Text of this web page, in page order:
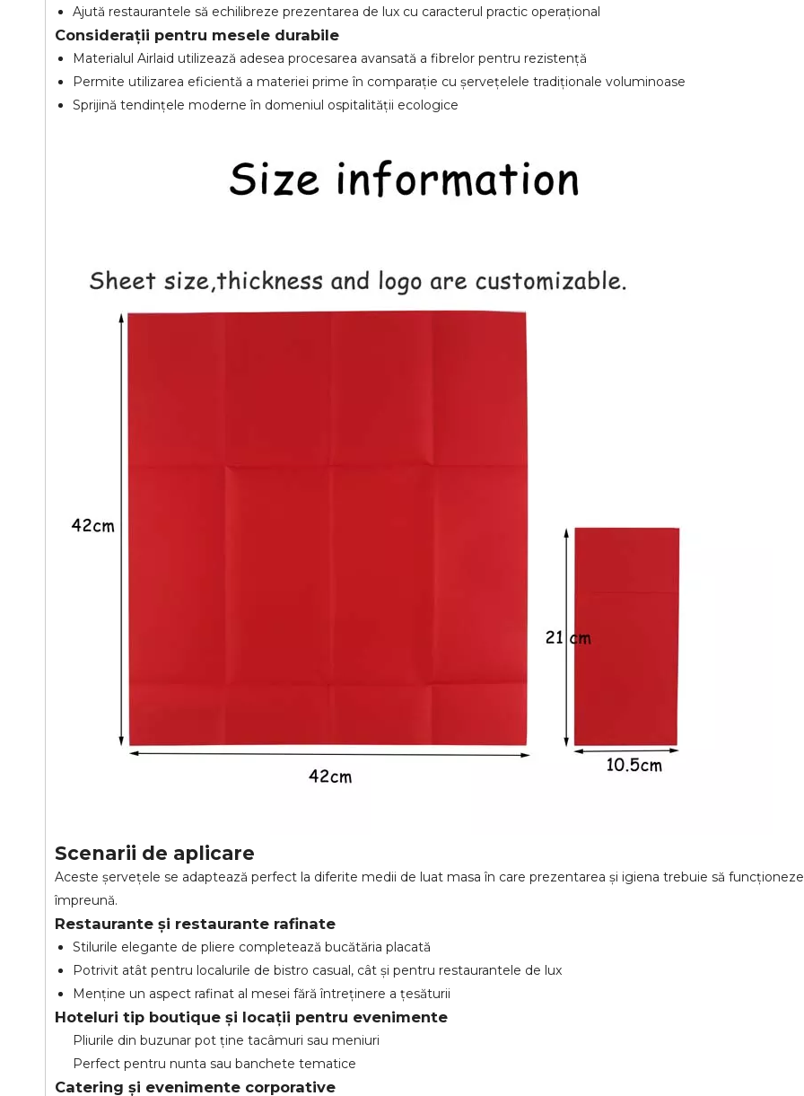
Ajută restaurantele să echilibreze prezentarea de lux cu caracterul practic operațional
Considerații pentru mesele durabile
Materialul Airlaid utilizează adesea procesarea avansată a fibrelor pentru rezistență
Permite utilizarea eficientă a materiei prime în comparație cu șervețelele tradiționale voluminoase
Sprijină tendințele moderne în domeniul ospitalității ecologice
Scenarii de aplicare
Aceste șervețele se adaptează perfect la diferite medii de luat masa în care prezentarea și igiena trebuie să funcționeze
împreună.
Restaurante și restaurante rafinate
Stilurile elegante de pliere completează bucătăria placată
Potrivit atât pentru localurile de bistro casual, cât și pentru restaurantele de lux
Menține un aspect rafinat al mesei fără întreținere a țesăturii
Hoteluri tip boutique și locații pentru evenimente
Pliurile din buzunar pot ține tacâmuri sau meniuri
Perfect pentru nunta sau banchete tematice
Catering și evenimente corporative